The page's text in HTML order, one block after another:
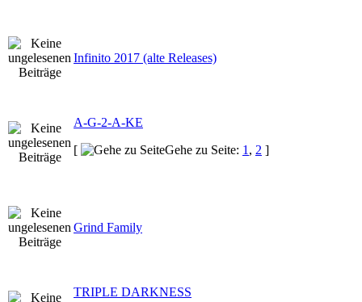
Infinito 2017 (alte Releases)
A-G-2-A-KE
[
Gehe zu Seite: 1 , 2 ]
Grind Family
TRIPLE DARKNESS